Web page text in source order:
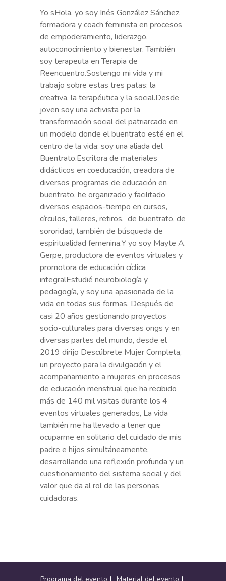
trabajo sobre estas tres patas: la
creativa, la terapéutica y la social.Desde
joven soy una activista por la
transformación social del patriarcado en
un modelo donde el buentrato esté en el
centro de la vida: soy una aliada del
Buentrato.Escritora de materiales
didácticos en coeducación, creadora de
diversos programas de educación en
buentrato, he organizado y facilitado
diversos espacios-tiempo en cursos,
círculos, talleres, retiros, de buentrato, de
sororidad, también de búsqueda de
espiritualidad femenina.Y yo soy Mayte A.
Gerpe, productora de eventos virtuales y
promotora de educación cíclica
integralEstudié neurobiología y
pedagogía, y soy una apasionada de la
vida en todas sus formas. Después de
casi 20 años gestionando proyectos
socio-culturales para diversas ongs y en
diversas partes del mundo, desde el
2019 dirijo Descúbrete Mujer Completa,
un proyecto para la divulgación y el
acompañamiento a mujeres en procesos
de educación menstrual que ha recibido
más de 140 mil visitas durante los 4
eventos virtuales generados, La vida
también me ha llevado a tener que
ocuparme en solitario del cuidado de mis
padre e hijos simultáneamente,
desarrollando una reflexión profunda y un
cuestionamiento del sistema social y del
valor que da al rol de las personas
cuidadoras.
Programa del evento
???? y ????